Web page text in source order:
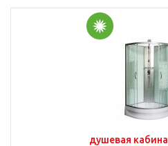
душевая кабина